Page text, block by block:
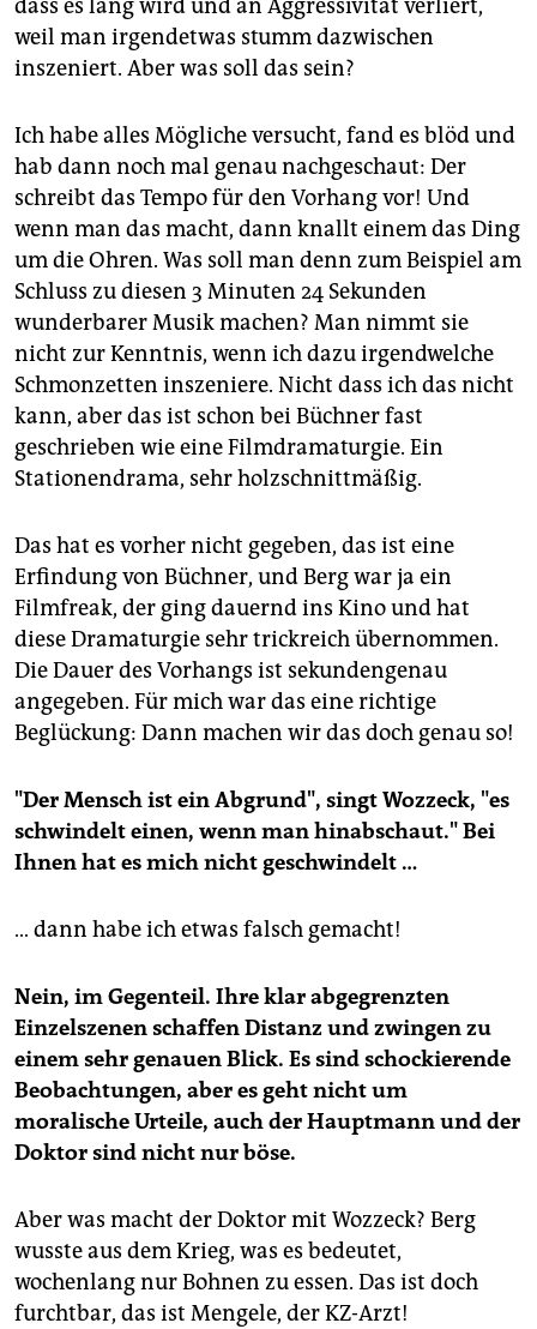
dass es lang wird und an Aggressivität verliert,
weil man irgendetwas stumm dazwischen
inszeniert. Aber was soll das sein?
Ich habe alles Mögliche versucht, fand es blöd und
hab dann noch mal genau nachgeschaut: Der
schreibt das Tempo für den Vorhang vor! Und
wenn man das macht, dann knallt einem das Ding
um die Ohren. Was soll man denn zum Beispiel am
Schluss zu diesen 3 Minuten 24 Sekunden
wunderbarer Musik machen? Man nimmt sie
nicht zur Kenntnis, wenn ich dazu irgendwelche
Schmonzetten inszeniere. Nicht dass ich das nicht
kann, aber das ist schon bei Büchner fast
geschrieben wie eine Filmdramaturgie. Ein
Stationendrama, sehr holzschnittmäßig.
Das hat es vorher nicht gegeben, das ist eine
Erfindung von Büchner, und Berg war ja ein
Filmfreak, der ging dauernd ins Kino und hat
diese Dramaturgie sehr trickreich übernommen.
Die Dauer des Vorhangs ist sekundengenau
angegeben. Für mich war das eine richtige
Beglückung: Dann machen wir das doch genau so!
"Der Mensch ist ein Abgrund", singt Wozzeck, "es
schwindelt einen, wenn man hinabschaut." Bei
Ihnen hat es mich nicht geschwindelt …
… dann habe ich etwas falsch gemacht!
Nein, im Gegenteil. Ihre klar abgegrenzten
Einzelszenen schaffen Distanz und zwingen zu
einem sehr genauen Blick. Es sind schockierende
Beobachtungen, aber es geht nicht um
moralische Urteile, auch der Hauptmann und der
Doktor sind nicht nur böse.
Aber was macht der Doktor mit Wozzeck? Berg
wusste aus dem Krieg, was es bedeutet,
wochenlang nur Bohnen zu essen. Das ist doch
furchtbar, das ist Mengele, der KZ-Arzt!